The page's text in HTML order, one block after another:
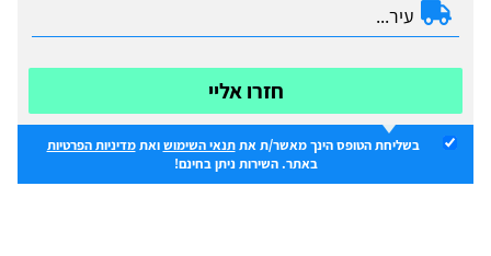
חזרו אליי
בשליחת הטופס הינך מאשר/ת אתתנאי השימושואתמדיניות הפרטיות
באתר. השירות ניתן בחינם!